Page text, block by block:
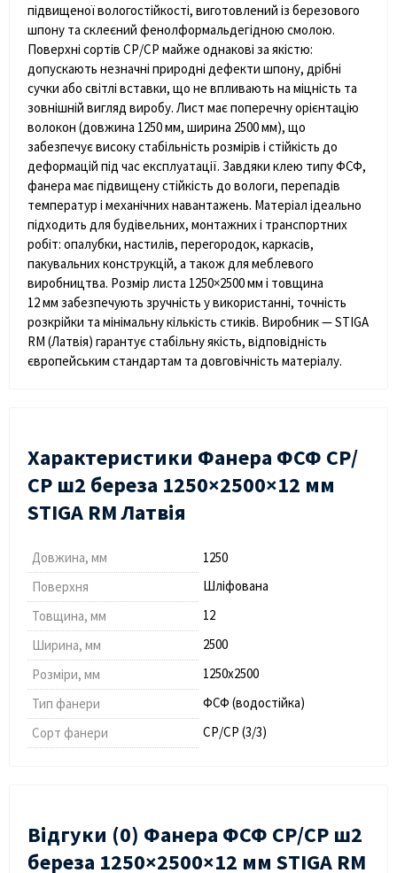
підвищеної вологостійкості, виготовлений із березового
шпону та склеєний фенолформальдегідною смолою.
Поверхні сортів СР/CP майже однакові за якістю:
допускають незначні природні дефекти шпону, дрібні
сучки або світлі вставки, що не впливають на міцність та
зовнішній вигляд виробу. Лист маєпоперечну орієнтацію
волокон (довжина 1250 мм, ширина 2500 мм), що
забезпечує високу стабільність розмірів і стійкість до
деформацій під час експлуатації. Завдяки клею типуФСФ,
фанера має підвищену стійкість до вологи, перепадів
температур і механічних навантажень. Матеріал ідеально
підходить для будівельних, монтажних і транспортних
робіт: опалубки, настилів, перегородок, каркасів,
пакувальних конструкцій, а також для меблевого
виробництва. Розмір листа 1250×2500 мм і товщина
12мм забезпечують зручність у використанні, точність
розкрійки та мінімальну кількість стиків. Виробник — STIGA
RM (Латвія) гарантує стабільну якість, відповідність
європейським стандартам та довговічність матеріалу.
Характеристики Фанера ФСФ СР/
СP ш2 береза 1250×2500×12 мм
STIGA RM Латвія
Довжина, мм
1250
Поверхня
Шліфована
Товщина, мм
12
Ширина, мм
2500
Розміри, мм
1250х2500
Тип фанери
ФСФ (водостійка)
Сорт фанери
СР/СP (3/3)
Відгуки (0) Фанера ФСФ СР/СP ш2
береза 1250×2500×12 мм STIGA RM